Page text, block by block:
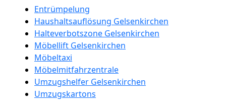
Entrümpelung
Haushaltsauflösung Gelsenkirchen
Halteverbotszone Gelsenkirchen
Möbellift Gelsenkirchen
Möbeltaxi
Möbelmitfahrzentrale
Umzugshelfer Gelsenkirchen
Umzugskartons